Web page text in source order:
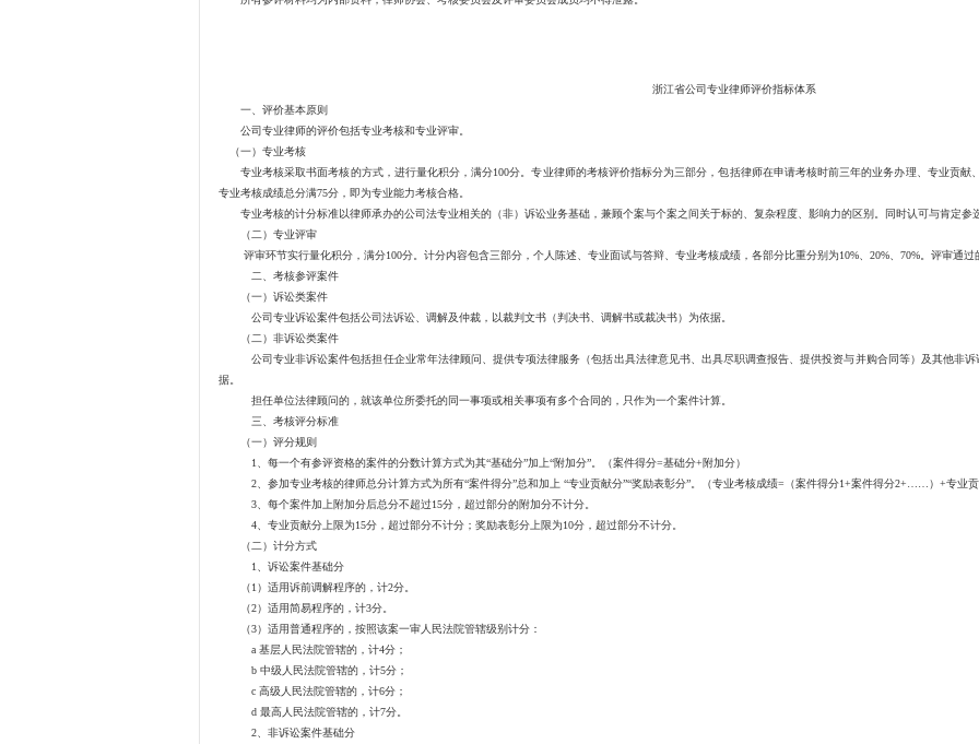
浙江省公司专业律师评价指标体系
一、评价基本原则
公司专业律师的评价包括专业考核和专业评审。
（一）专业考核
专业考核采取书面考核的方式，进行量化积分，满分100分。专业律师的考核评价指标分为三部分，包括律师在申请考核时前三年的业务办理、专业贡献
专业考核成绩总分满75分，即为专业能力考核合格。
专业考核的计分标准以律师承办的公司法专业相关的（非）诉讼业务基础，兼顾个案与个案之间关于标的、复杂程度、影响力的区别。同时认可与肯定参
（二）专业评审
评审环节实行量化积分，满分100分。计分内容包含三部分，个人陈述、专业面试与答辩、专业考核成绩，各部分比重分别为10%、20%、70%。评审通过
二、考核参评案件
（一）诉讼类案件
公司专业诉讼案件包括公司法诉讼、调解及仲裁，以裁判文书（判决书、调解书或裁决书）为依据。
（二）非诉讼类案件
公司专业非诉讼案件包括担任企业常年法律顾问、提供专项法律服务（包括出具法律意见书、出具尽职调查报告、提供投资与并购合同等）及其他非诉
据。
担任单位法律顾问的，就该单位所委托的同一事项或相关事项有多个合同的，只作为一个案件计算。
三、考核评分标准
（一）评分规则
1、每一个有参评资格的案件的分数计算方式为其“基础分”加上“附加分”。（案件得分=基础分+附加分）
2、参加专业考核的律师总分计算方式为所有“案件得分”总和加上 “专业贡献分”“奖励表彰分”。（专业考核成绩=（案件得分1+案件得分2+……）+专业贡
3、每个案件加上附加分后总分不超过15分，超过部分的附加分不计分。
4、专业贡献分上限为15分，超过部分不计分；奖励表彰分上限为10分，超过部分不计分。
（二）计分方式
1、诉讼案件基础分
（1）适用诉前调解程序的，计2分。
（2）适用简易程序的，计3分。
（3）适用普通程序的，按照该案一审人民法院管辖级别计分：
a 基层人民法院管辖的，计4分；
b 中级人民法院管辖的，计5分；
c 高级人民法院管辖的，计6分；
d 最高人民法院管辖的，计7分。
2、非诉讼案件基础分